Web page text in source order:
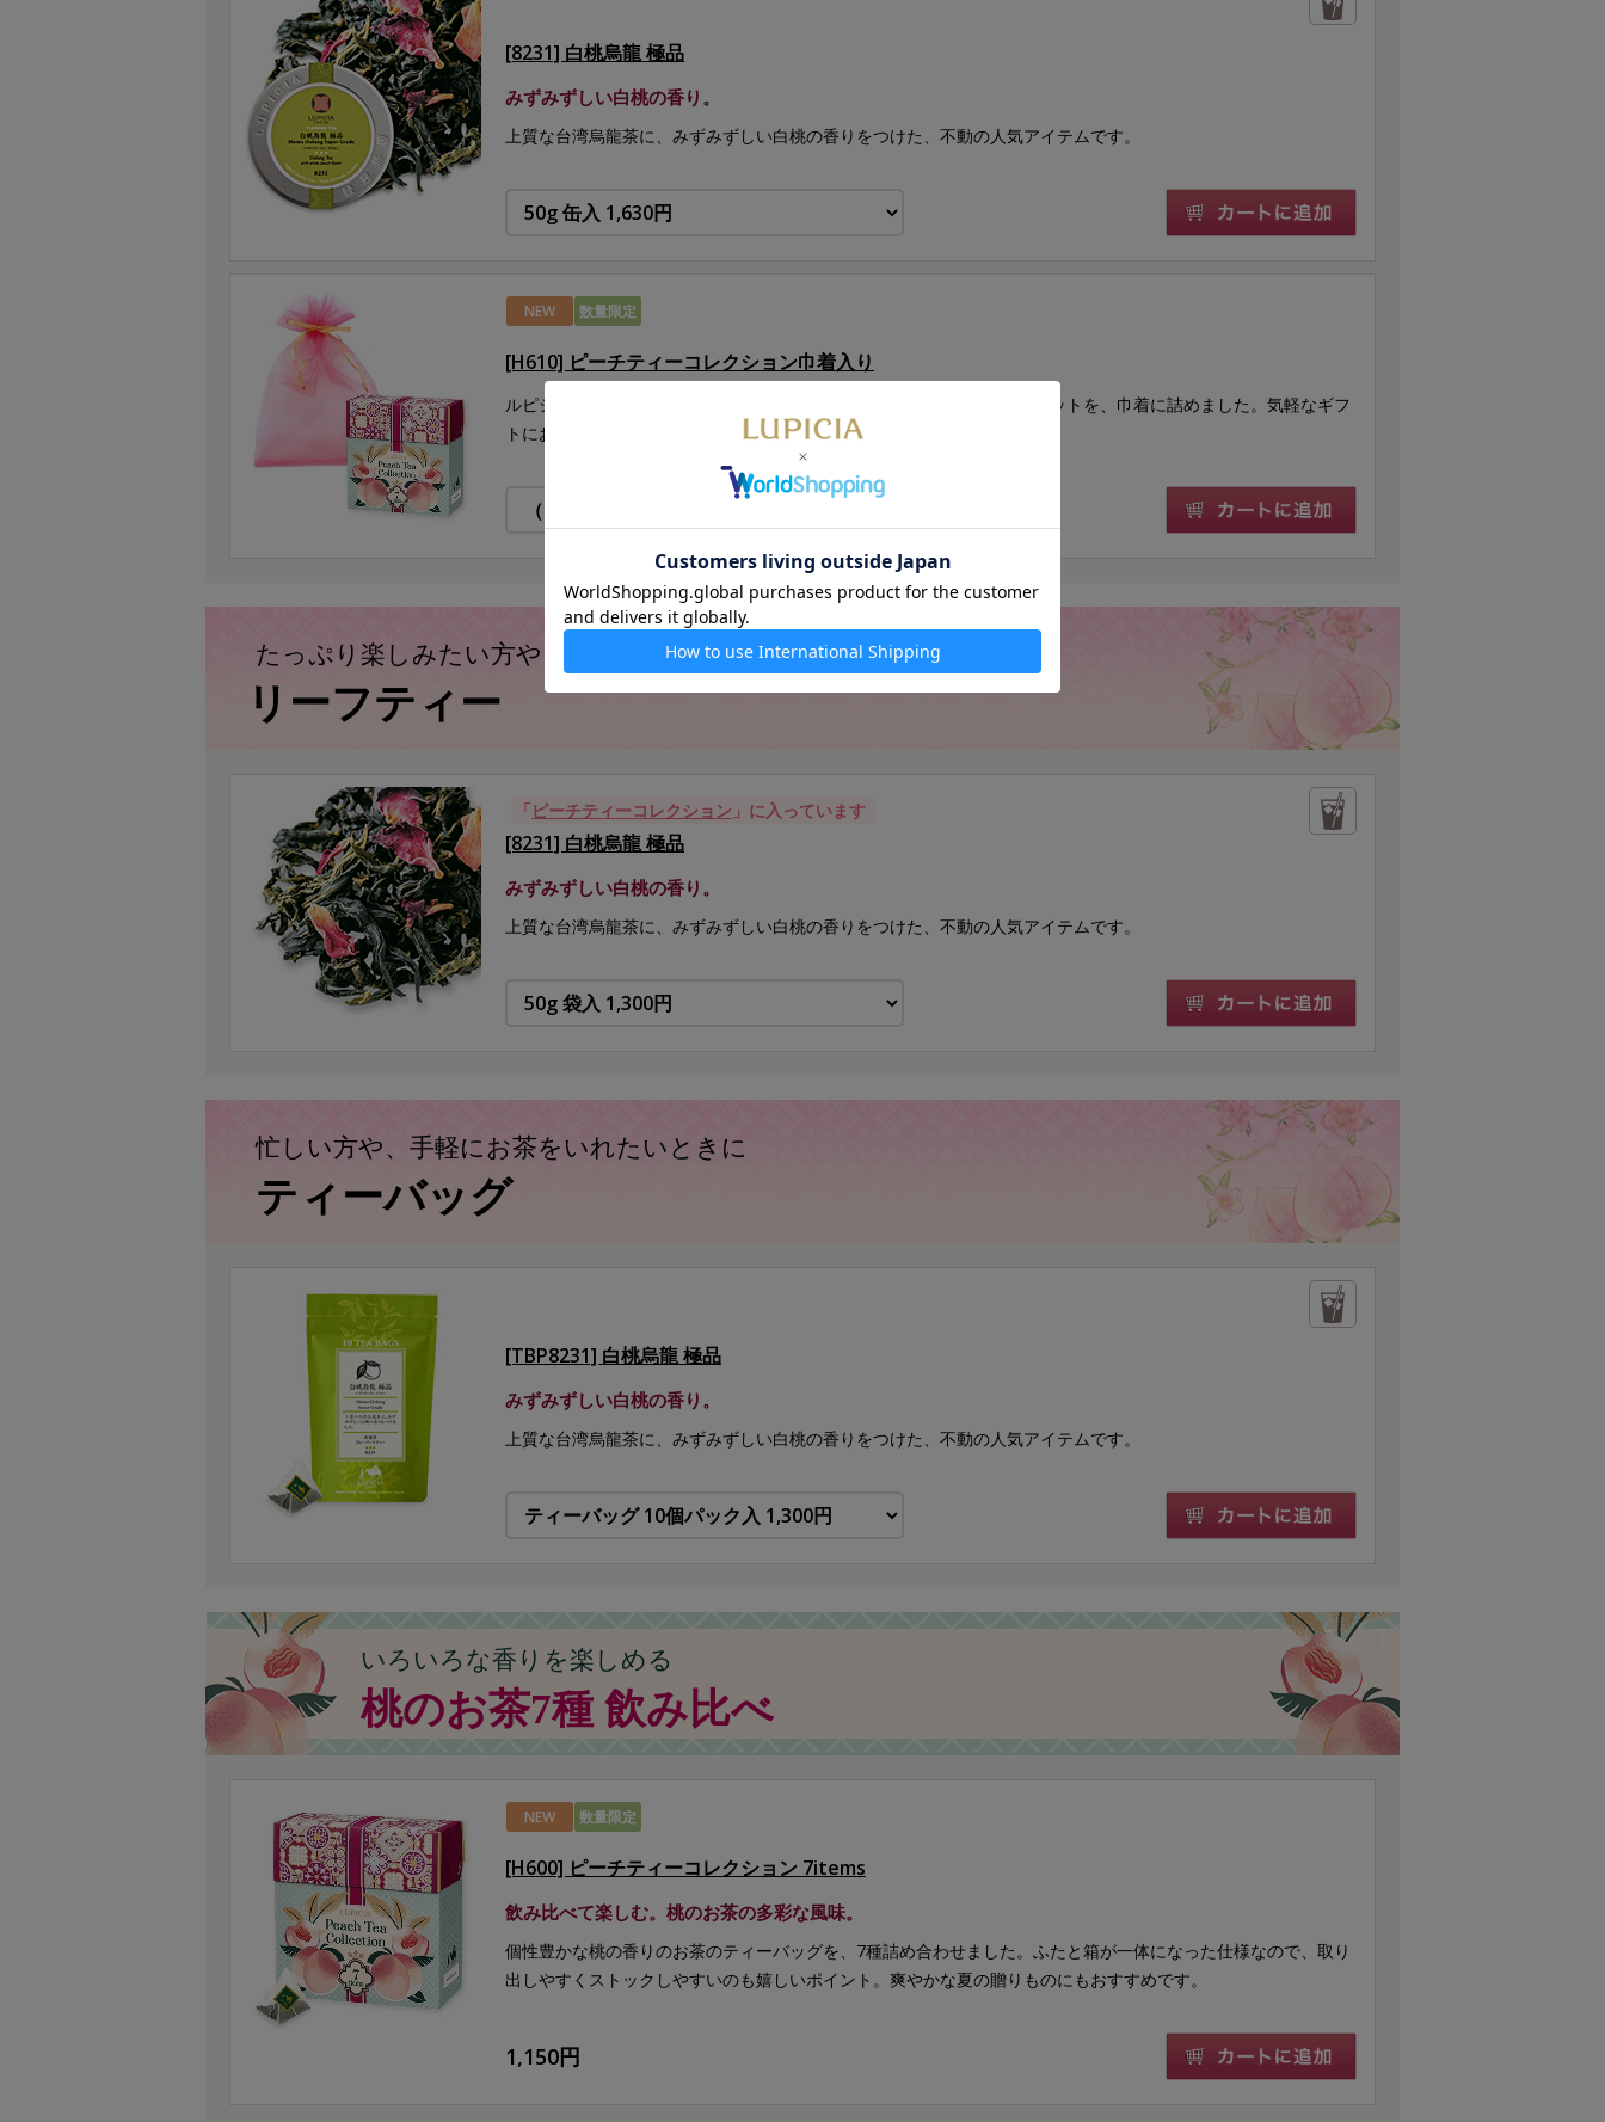
[8231] 白桃烏龍 極品
みずみずしい白桃の香り。
上質な台湾烏龍茶に、みずみずしい白桃の香りをつけた、不動の人気アイテムです。
NEW 数量限定
[H610] ピーチティーコレクション巾着入り
ルピシア人気の桃の香りのお茶7種をお楽しみいただけるティーバッグセットを、巾着に詰めました。気軽なギフ
トにおすすめです。
たっぷり楽しみたい方や、丁寧にお茶をいれたいときに
リーフティー
「ピーチティーコレクション 」に入っています
[8231] 白桃烏龍 極品
みずみずしい白桃の香り。
上質な台湾烏龍茶に、みずみずしい白桃の香りをつけた、不動の人気アイテムです。
忙しい方や、手軽にお茶をいれたいときに
ティーバッグ
[TBP8231] 白桃烏龍 極品
みずみずしい白桃の香り。
上質な台湾烏龍茶に、みずみずしい白桃の香りをつけた、不動の人気アイテムです。
いろいろな香りを楽しめる
桃のお茶7種 飲み比べ
NEW 数量限定
[H600] ピーチティーコレクション 7items
飲み比べて楽しむ。桃のお茶の多彩な風味。
個性豊かな桃の香りのお茶のティーバッグを、7種詰め合わせました。ふたと箱が一体になった仕様なので、取り
出しやすくストックしやすいのも嬉しいポイント。爽やかな夏の贈りものにもおすすめです。
1,150円